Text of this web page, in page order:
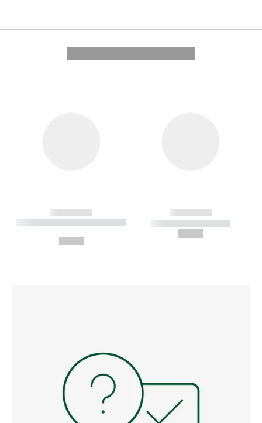
------------
----------- ----------- --------
------------
----------- -----------